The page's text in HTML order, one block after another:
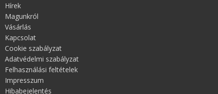
Hírek
Magunkról
Vásárlás
Kapcsolat
Cookie szabályzat
Adatvédelmi szabályzat
Felhasználási feltételek
Impresszum
Hibabejelentés